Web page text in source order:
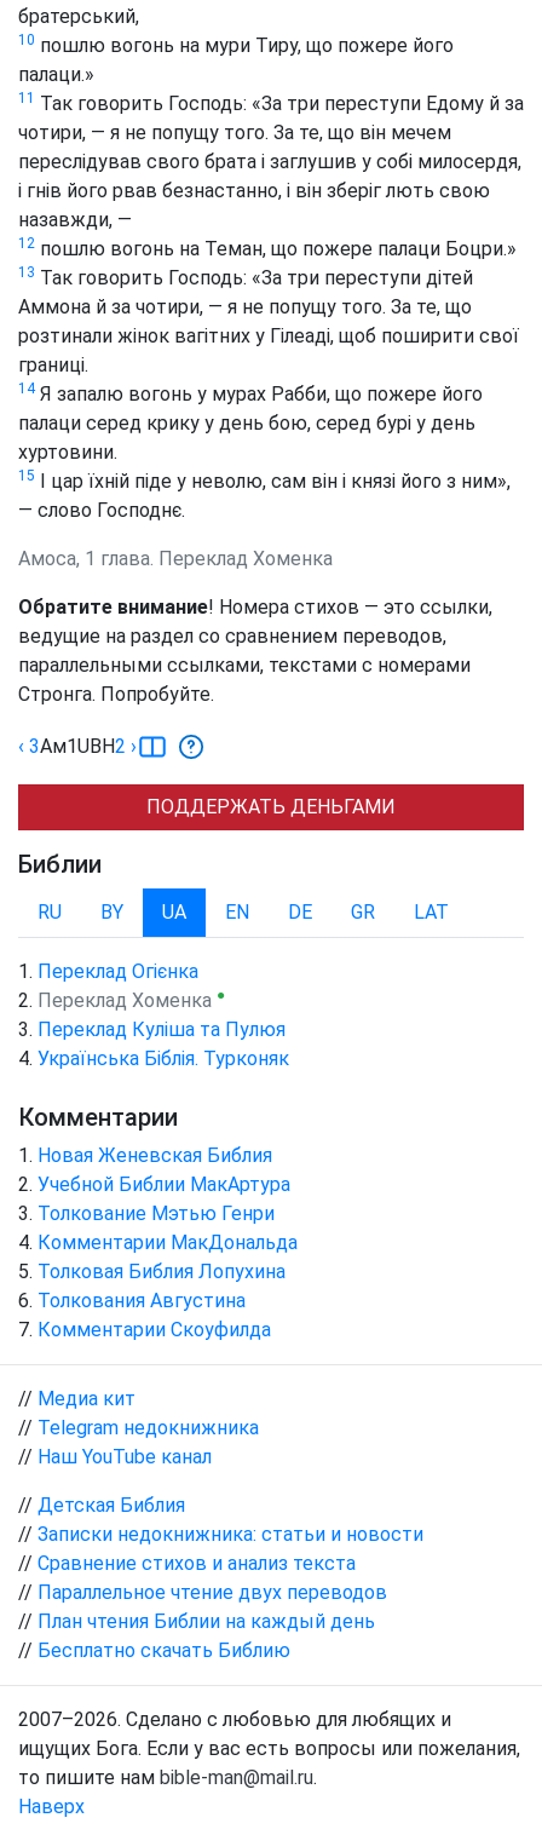
братерський,
10 пошлю вогонь на мури Тиру, що пожере його
палаци.»
11 Так говорить Господь: «За три переступи Едому й за
чотири, — я не попущу того. За те, що він мечем
переслідував свого брата і заглушив у собі милосердя,
і гнів його рвав безнастанно, і він зберіг лють свою
назавжди, —
12 пошлю вогонь на Теман, що пожере палаци Боцри.»
13 Так говорить Господь: «За три переступи дітей
Аммона й за чотири, — я не попущу того. За те, що
розтинали жінок вагітних у Гілеаді, щоб поширити свої
границі.
14Я запалю вогонь у мурах Рабби, що пожере його
палаци серед крику у день бою, серед бурі у день
хуртовини.
15 І цар їхній піде у неволю, сам він і князі його з ним»,
— слово Господнє.
Амоса, 1 глава. Переклад Хоменка
Обратите внимание! Номера стихов — это ссылки,
ведущие на раздел со сравнением переводов,
параллельными ссылками, текстами с номерами
Стронга. Попробуйте.
‹ 3Ам1UBH2 ›
ПОДДЕРЖАТЬ ДЕНЬГАМИ
Библии
RU BY UA EN DE GR LAT
Переклад Огієнка
Переклад Хоменка ●
Переклад Куліша та Пулюя
Українська Біблія. Турконяк
Комментарии
Новая Женевская Библия
Учебной Библии МакАртура
Толкование Мэтью Генри
Комментарии МакДональда
Толковая Библия Лопухина
Толкования Августина
Комментарии Скоуфилда
// Медиа кит
// Telegram недокнижника
// Наш YouTube канал
// Детская Библия
// Записки недокнижника: статьи и новости
// Сравнение стихов и анализ текста
// Параллельное чтение двух переводов
// План чтения Библии на каждый день
// Бесплатно скачать Библию
2007–2026. Сделано с любовью для любящих и
ищущих Бога. Если у вас есть вопросы или пожелания,
то пишите нам bible-man@mail.ru.
Наверх